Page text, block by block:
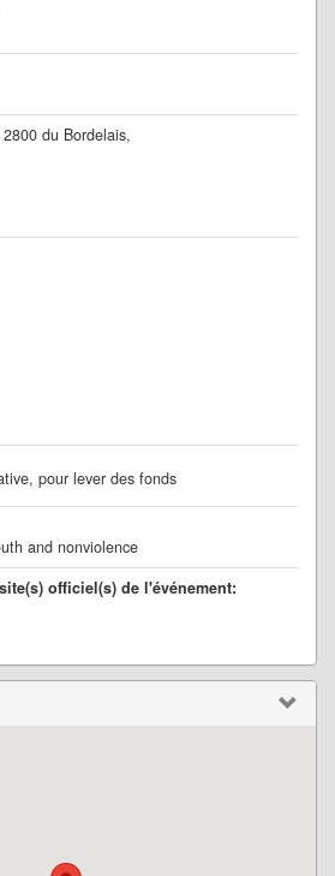
du Bordelais,
pour lever des fonds
and nonviolence
officiel(s) de l'événement: